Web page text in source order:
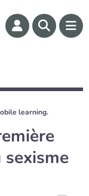
learning.